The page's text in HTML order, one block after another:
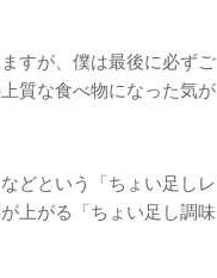
すが、僕は最後に必ずご
質な食べ物になった気が
どという「ちょい足しレ
上がる「ちょい足し調味